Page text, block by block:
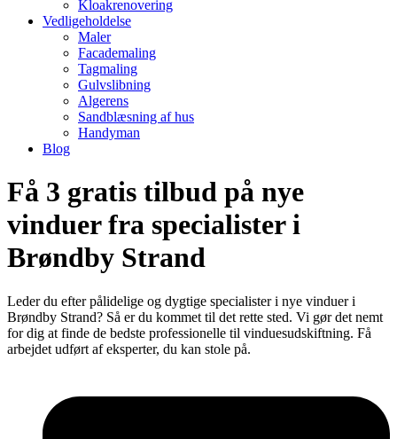
Kloakrenovering
Vedligeholdelse
Maler
Facademaling
Tagmaling
Gulvslibning
Algerens
Sandblæsning af hus
Handyman
Blog
Få 3 gratis tilbud på nye
vinduer fra specialister i
Brøndby Strand
Leder du efter pålidelige og dygtige specialister i nye vinduer i
Brøndby Strand? Så er du kommet til det rette sted. Vi gør det nemt
for dig at finde de bedste professionelle til vinduesudskiftning. Få
arbejdet udført af eksperter, du kan stole på.